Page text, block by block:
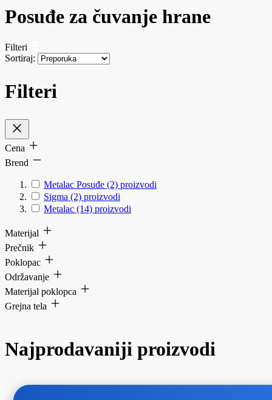
Posuđe za čuvanje hrane
Filteri
Sortiraj:
Filteri
Cena
Brend
Metalac Posuđe (2) proizvodi
Sigma (2) proizvodi
Metalac (14) proizvodi
Materijal
Prečnik
Poklopac
Održavanje
Materijal poklopca
Grejna tela
Najprodavaniji proizvodi